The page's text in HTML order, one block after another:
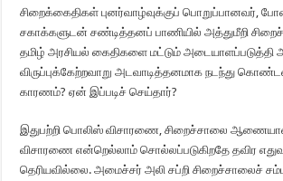
சிறைக்கைதிகள் புனர்வாழ்வுக்குப் பொறுப்பானவர்,
சகாக்களுடன் சண்டித்தனப் பாணியில் அத்துமீறி
தமிழ் அரசியல் கைதிகளை மட்டும் அடையாளப்படுத்தி
விருப்புக்கேற்றவாறு அடவாடித்தனமாக நடந்து
காரணம்? ஏன் இப்படிச் செய்தார்?
இதுபற்றி பொலிஸ் விசாரணை, சிறைச்சாலை
விசாரணை என்றெல்லாம் சொல்லப்படுகிறதே தவிர
தெரியவில்லை. அமைச்சர் அலி சப்றி சிறைச்சாலைச்